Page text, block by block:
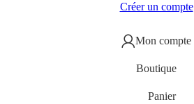
Créer un compte
Mon compte
Boutique
Panier